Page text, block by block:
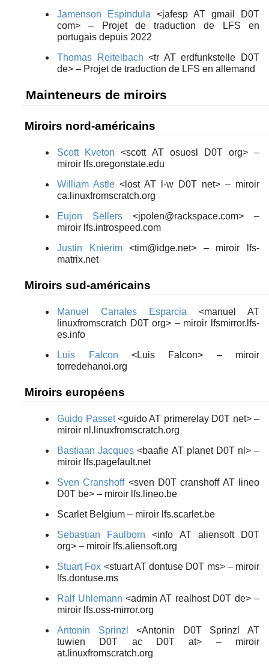
Jamenson Espindula <jafesp AT gmail D0T
com> – Projet de traduction de LFS en
portugais depuis 2022
Thomas Reitelbach <tr AT erdfunkstelle D0T
de> – Projet de traduction de LFS en allemand
Mainteneurs de miroirs
Miroirs nord-américains
Scott Kveton <scott AT osuosl D0T org> –
miroir lfs.oregonstate.edu
William Astle <lost AT l-w D0T net> – miroir
ca.linuxfromscratch.org
Eujon Sellers <jpolen@rackspace.com> –
miroir lfs.introspeed.com
Justin Knierim<tim@idge.net> – miroir lfs-
matrix.net
Miroirs sud-américains
Manuel Canales Esparcia <manuel AT
linuxfromscratch D0T org> – miroir lfsmirror.lfs-
es.info
Luis Falcon <Luis Falcon> – miroir
torredehanoi.org
Miroirs européens
Guido Passet<guido AT primerelay D0T net> –
miroir nl.linuxfromscratch.org
Bastiaan Jacques <baafie AT planet D0T nl> –
miroir lfs.pagefault.net
Sven Cranshoff<sven D0T cranshoff AT lineo
D0T be> – miroir lfs.lineo.be
Scarlet Belgium – miroir lfs.scarlet.be
Sebastian Faulborn <info AT aliensoft D0T
org> – miroir lfs.aliensoft.org
Stuart Fox <stuart AT dontuse D0T ms> – miroir
lfs.dontuse.ms
Ralf Uhlemann <admin AT realhost D0T de> –
miroir lfs.oss-mirror.org
Antonin Sprinzl
<Antonin D0T Sprinzl AT
tuwien D0T ac D0T at> – miroir
at.linuxfromscratch.org